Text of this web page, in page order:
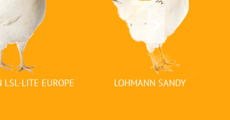
LSL-LITE EUROPE LOHMANN SANDY